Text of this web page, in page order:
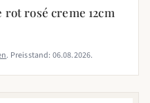
rosé creme 12cm
. Preisstand: 06.08.2026.